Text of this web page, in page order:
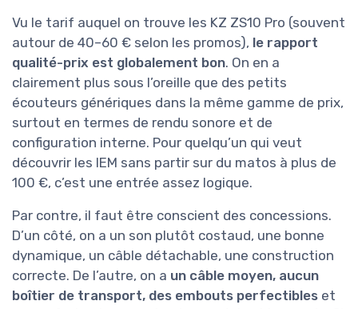
Vu le tarif auquel on trouve les KZ ZS10 Pro (souvent
autour de 40–60 € selon les promos), le rapport
qualité-prix est globalement bon. On en a
clairement plus sous l’oreille que des petits
écouteurs génériques dans la même gamme de prix,
surtout en termes de rendu sonore et de
configuration interne. Pour quelqu’un qui veut
découvrir les IEM sans partir sur du matos à plus de
100 €, c’est une entrée assez logique.
Par contre, il faut être conscient des concessions.
D’un côté, on a un son plutôt costaud, une bonne
dynamique, un câble détachable, une construction
correcte. De l’autre, on a un câble moyen, aucun
boîtier de transport, des embouts perfectibles et